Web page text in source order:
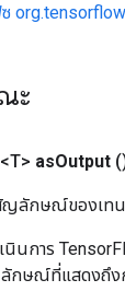
ซ
ะ
asOutput
ญลักษณ์ของเทน
นินการ
ลักษณ์ที่แสดงถึ